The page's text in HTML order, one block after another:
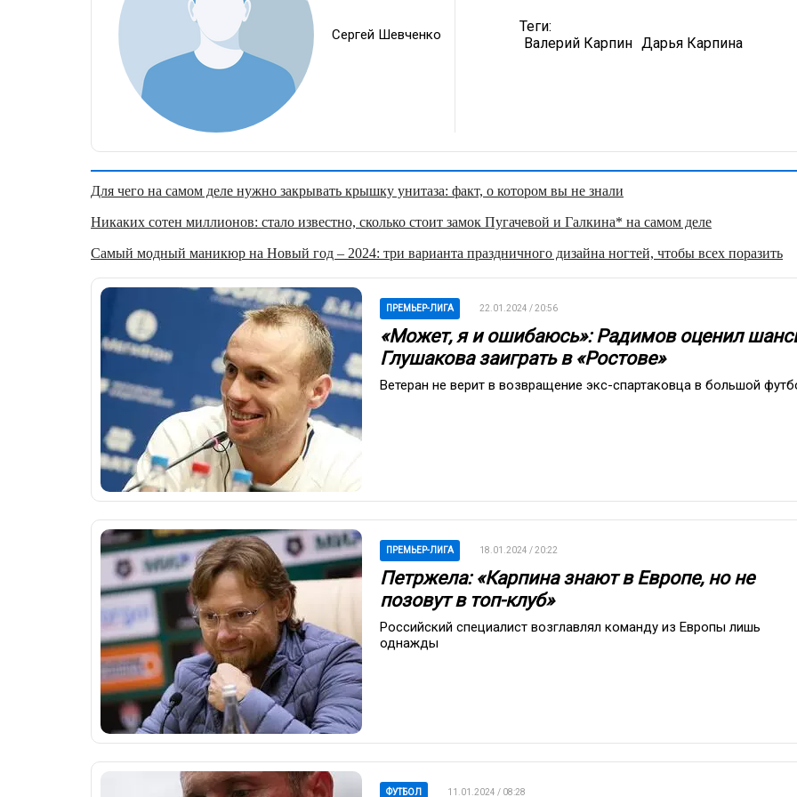
Сергей Шевченко
Теги:
Валерий Карпин Дарья Карпина
Для чего на самом деле нужно закрывать крышку унитаза: факт, о котором вы не знали
Никаких сотен миллионов: стало известно, сколько стоит замок Пугачевой и Галкина* на самом деле
Самый модный маникюр на Новый год – 2024: три варианта праздничного дизайна ногтей, чтобы всех поразить
ПРЕМЬЕР-ЛИГА 22.01.2024 / 20:56
«Может, я и ошибаюсь»: Радимов оценил
Глушакова заиграть в «Ростове»
Ветеран не верит в возвращение экс-спартаковца в большой
ПРЕМЬЕР-ЛИГА 18.01.2024 / 20:22
Петржела: «Карпина знают в Европе, но не
позовут в топ-клуб»
Российский специалист возглавлял команду из Европы лишь
однажды
ФУТБОЛ 11.01.2024 / 08:28